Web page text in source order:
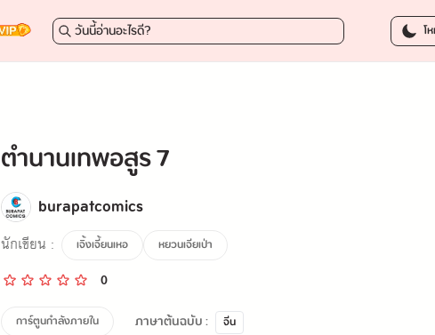
โ
ตำนานเทพอสูร 7
burapatcomics
นักเขียน : เจิ้งเจี้ยนเหอ หยวนเจียเป่า
0
การ์ตูนกำลังภายใน ภาษาต้นฉบับ : จีน